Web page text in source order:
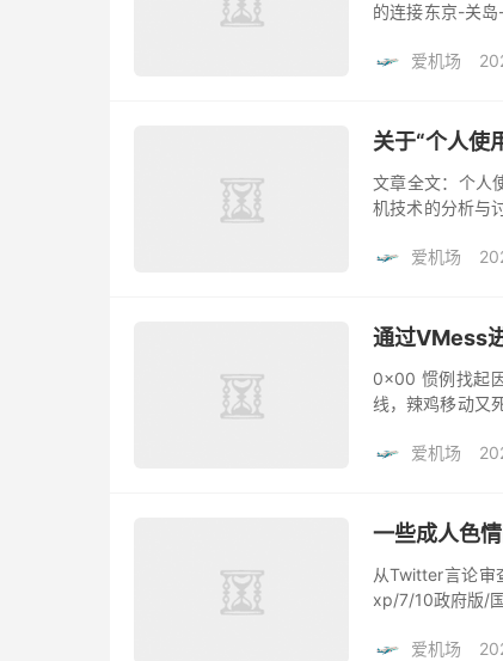
的连接东京-关
随...
爱机场
关于“个人使
文章全文：个人
机技术的分析与
法，但...爱机场
通过VMess
0x00 惯例找起
线，辣鸡移动又
爱机场
一些成人色
从Twitter言论审
xp/7/10政府版/
爱机场